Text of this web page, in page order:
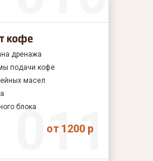
кофе
дренажа
подачи кофе
масел
блока
от 1200 р